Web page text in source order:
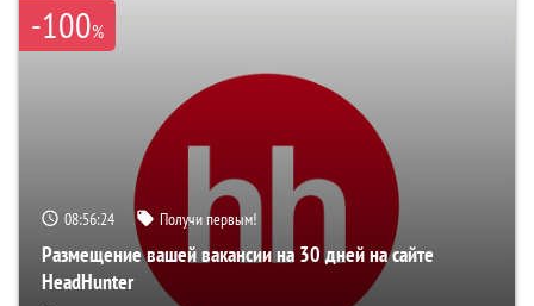
-100%
08:56:23 Получи первым!
Размещение вашей вакансии на 30 дней на сайте
HeadHunter